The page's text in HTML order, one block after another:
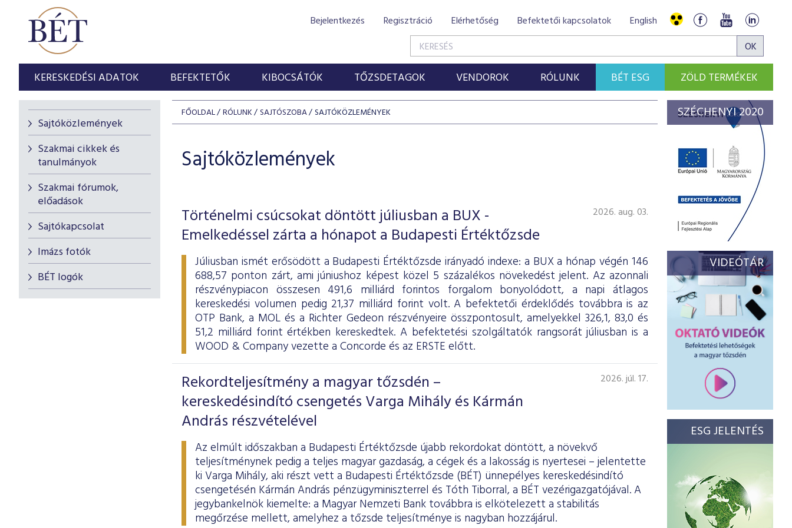
Bejelentkezés Regisztráció Elérhetőség Befektetői kapcsolatok English
KERESKEDÉSI ADATOK BEFEKTETŐK KIBOCSÁTÓK TŐZSDETAGOK VENDOROK RÓLUNK BÉT ESG ZÖLD TERMÉKEK
Sajtóközlemények
Szakmai cikkek és
tanulmányok
Szakmai fórumok,
előadások
Sajtókapcsolat
Imázs fotók
BÉT logók
FŐOLDAL RÓLUNK SAJTÓSZOBA SAJTÓKÖZLEMÉNYEK
Sajtóközlemények
Történelmi csúcsokat döntött júliusban a BUX -
Emelkedéssel zárta a hónapot a Budapesti Értéktőzsde
2026. aug. 03.
Júliusban ismét erősödött a Budapesti Értéktőzsde irányadó indexe: a BUX a hónap végén 146
688,57 ponton zárt, ami júniushoz képest közel 5 százalékos növekedést jelent. Az azonnali
részvénypiacon összesen 491,6 milliárd forintos forgalom bonyolódott, a napi átlagos
kereskedési volumen pedig 21,37 milliárd forint volt. A befektetői érdeklődés továbbra is az
OTP Bank, a MOL és a Richter Gedeon részvényeire összpontosult, amelyekkel 326,1, 83,0 és
51,2 milliárd forint értékben kereskedtek. A befektetési szolgáltatók rangsorát júliusban is a
WOOD & Company vezette a Concorde és az ERSTE előtt.
Rekordteljesítmény a magyar tőzsdén –
kereskedésindító csengetés Varga Mihály és Kármán
András részvételével
2026. júl. 17.
Az elmúlt időszakban a Budapesti Értéktőzsde újabb rekordokat döntött, a növekvő
teljesítménynek pedig a teljes magyar gazdaság, a cégek és a lakosság is nyertesei – jelentette
ki Varga Mihály, aki részt vett a Budapesti Értéktőzsde (BÉT) ünnepélyes kereskedésindító
csengetésén Kármán András pénzügyminiszterrel és Tóth Tiborral, a BÉT vezérigazgatójával. A
jegybankelnök kiemelte: a Magyar Nemzeti Bank továbbra is elkötelezett a stabilitás
megőrzése mellett, amelyhez a tőzsde teljesítménye is nagyban hozzájárul.
SZÉCHENYI 2020
VIDEÓTÁR
ESG JELENTÉS